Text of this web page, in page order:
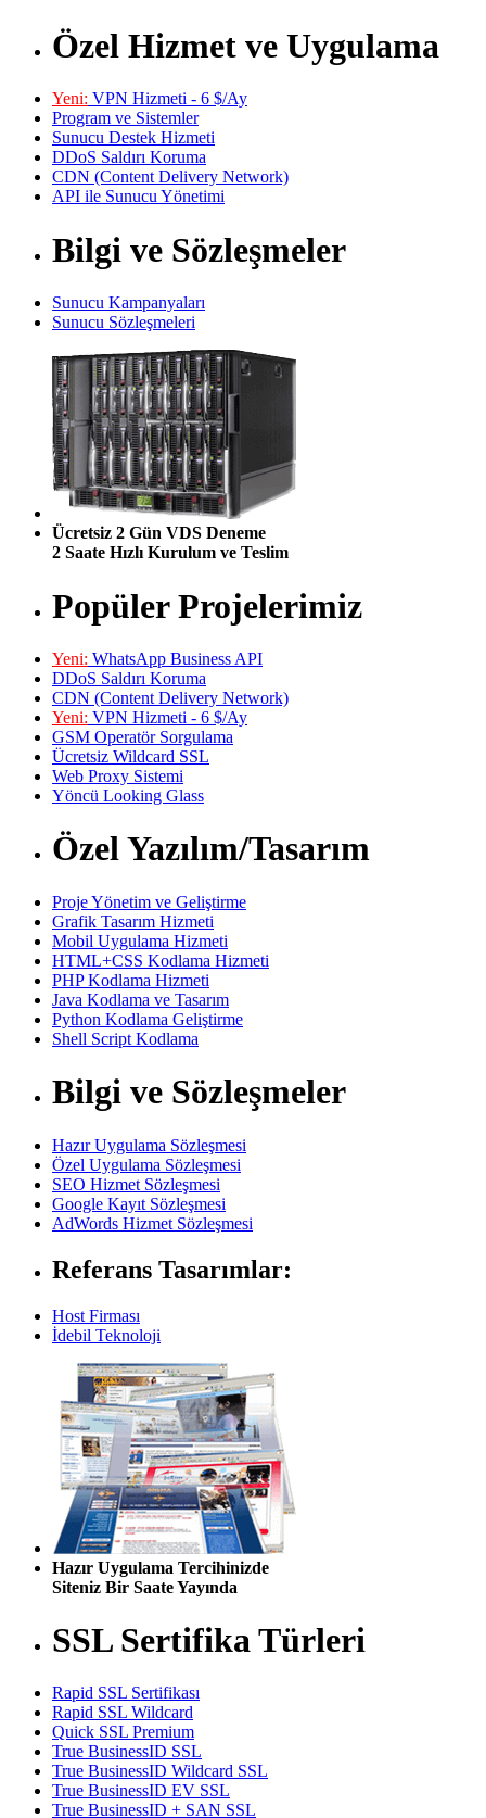
Özel Hizmet ve Uygulama
Yeni: VPN Hizmeti - 6 $/Ay
Program ve Sistemler
Sunucu Destek Hizmeti
DDoS Saldırı Koruma
CDN (Content Delivery Network)
API ile Sunucu Yönetimi
Bilgi ve Sözleşmeler
Sunucu Kampanyaları
Sunucu Sözleşmeleri
Ücretsiz 2 Gün VDS Deneme
2 Saate Hızlı Kurulum ve Teslim
Popüler Projelerimiz
Yeni: WhatsApp Business API
DDoS Saldırı Koruma
CDN (Content Delivery Network)
Yeni: VPN Hizmeti - 6 $/Ay
GSM Operatör Sorgulama
Ücretsiz Wildcard SSL
Web Proxy Sistemi
Yöncü Looking Glass
Özel Yazılım/Tasarım
Proje Yönetim ve Geliştirme
Grafik Tasarım Hizmeti
Mobil Uygulama Hizmeti
HTML+CSS Kodlama Hizmeti
PHP Kodlama Hizmeti
Java Kodlama ve Tasarım
Python Kodlama Geliştirme
Shell Script Kodlama
Bilgi ve Sözleşmeler
Hazır Uygulama Sözleşmesi
Özel Uygulama Sözleşmesi
SEO Hizmet Sözleşmesi
Google Kayıt Sözleşmesi
AdWords Hizmet Sözleşmesi
Referans Tasarımlar:
Host Firması
İdebil Teknoloji
Hazır Uygulama Tercihinizde
Siteniz Bir Saate Yayında
SSL Sertifika Türleri
Rapid SSL Sertifikası
Rapid SSL Wildcard
Quick SSL Premium
True BusinessID SSL
True BusinessID Wildcard SSL
True BusinessID EV SSL
True BusinessID + SAN SSL